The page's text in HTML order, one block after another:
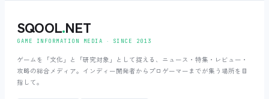
SQOOL.NET
GAME INFORMATION MEDIA ‧ SINCE 2013
ゲームを「文化」と「研究対象」として捉える、ニュース・特集・レビュー・
攻略の総合メディア。インディー開発者からプロゲーマーまでが集う場所を目
指して。